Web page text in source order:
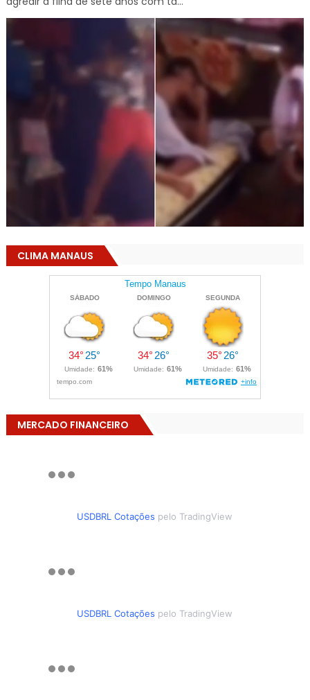
CLIMA MANAUS
MERCADO FINANCEIRO
USDBRL Cotações pelo TradingView
USDBRL Cotações pelo TradingView